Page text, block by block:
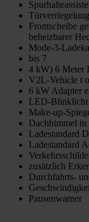
Frontscheibe
beheizbarer
Mode-3-
bis 7
4 kW) 6 Meter
V2L-Vehicle t
6 kW Adapter
LED-Blinklicht
Make-up-
Dachhimmel in
Ladestandard
Ladestandard
zusätzlich
Durchfahrts-
Pausenwarner